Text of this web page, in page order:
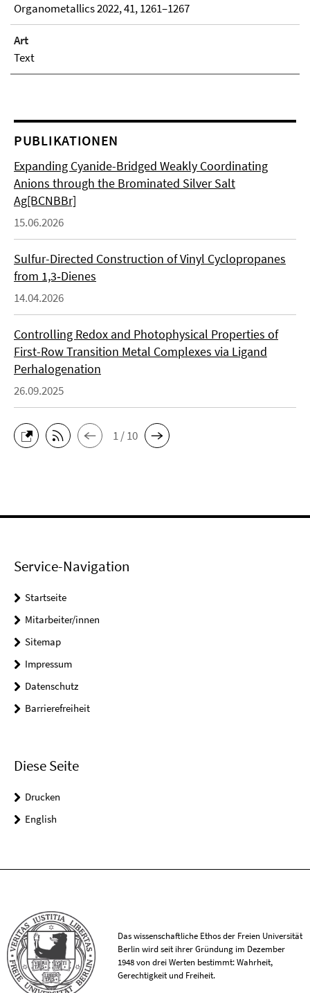
Organometallics 2022, 41, 1261–1267
Art
Text
PUBLIKATIONEN
Expanding Cyanide-Bridged Weakly Coordinating
Anions through the Brominated Silver Salt
Ag[BCNBBr]
15.06.2026
Sulfur-Directed Construction of Vinyl Cyclopropanes
from 1,3‑Dienes
14.04.2026
Controlling Redox and Photophysical Properties of
First-Row Transition Metal Complexes via Ligand
Perhalogenation
26.09.2025
1 / 10
Service-Navigation
Startseite
Mitarbeiter/innen
Sitemap
Impressum
Datenschutz
Barrierefreiheit
Diese Seite
Drucken
English
Das wissenschaftliche Ethos der Freien Universität
Berlin wird seit ihrer Gründung im Dezember
1948 von drei Werten bestimmt: Wahrheit,
Gerechtigkeit und Freiheit.